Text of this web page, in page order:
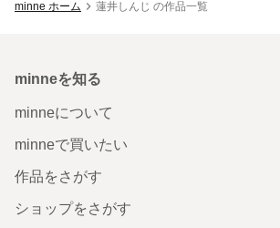
minne ホーム 蓮井しんじ の作品一覧
minneを知る
minneについて
minneで買いたい
作品をさがす
ショップをさがす